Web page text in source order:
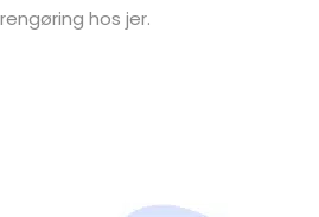
rengøring hos jer.